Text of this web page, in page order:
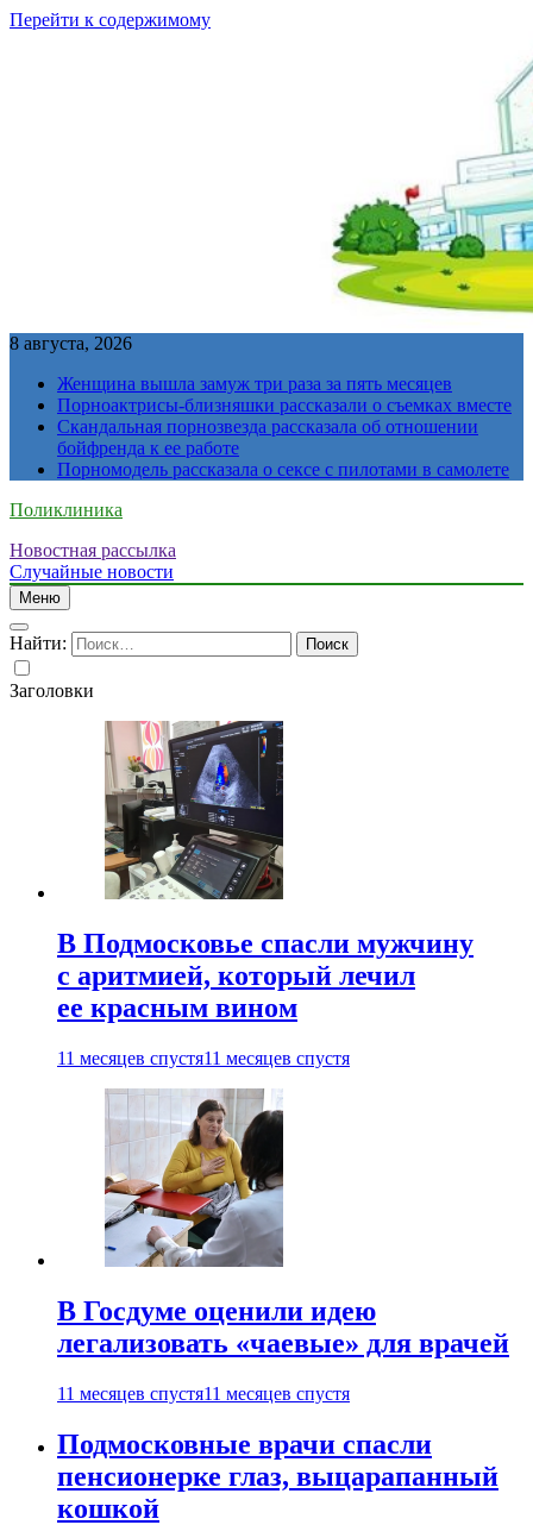
Перейти к содержимому
8 августа, 2026
Женщина вышла замуж три раза за пять месяцев
Порноактрисы-близняшки рассказали о съемках вместе
Скандальная порнозвезда рассказала об отношении
бойфренда к ее работе
Порномодель рассказала о сексе с пилотами в самолете
Поликлиника
Новостная рассылка
Случайные новости
Меню
Найти:
Заголовки
В Подмосковье спасли мужчину
с аритмией, который лечил
ее красным вином
11 месяцев спустя11 месяцев спустя
В Госдуме оценили идею
легализовать «чаевые» для врачей
11 месяцев спустя11 месяцев спустя
Подмосковные врачи спасли
пенсионерке глаз, выцарапанный
кошкой